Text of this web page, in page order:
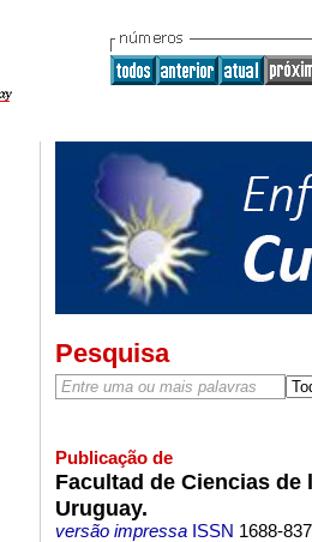
Pesquisa
Publicação de
Facultad de Ciencias
Uruguay.
versão impressaISSN 1688-